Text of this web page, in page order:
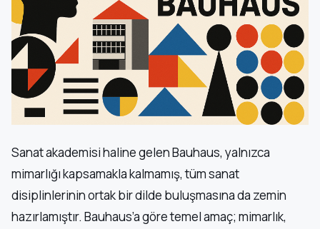
Sanat akademisi haline gelen Bauhaus, yalnızca
mimarlığı kapsamakla kalmamış, tüm sanat
disiplinlerinin ortak bir dilde buluşmasına da zemin
hazırlamıştır. Bauhaus’a göre temel amaç; mimarlık,